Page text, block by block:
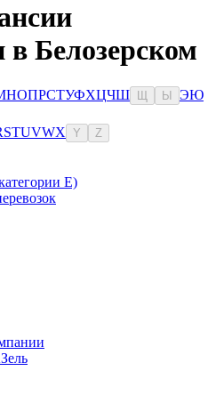
в Белозерском
НОПРСТУФХЦЧШ Ы ЭЮ
STUVWX Y Z
Е)